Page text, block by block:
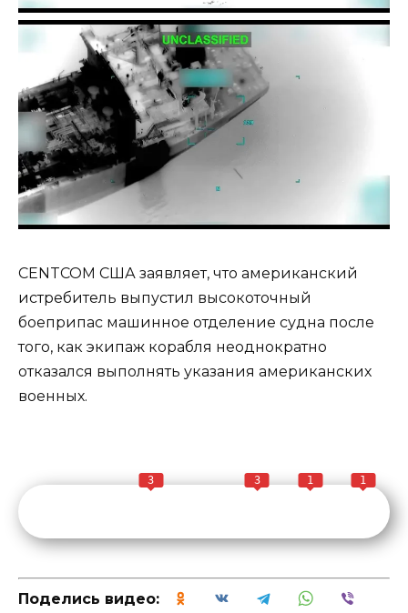
CENTCOM США заявляет, что американский
истребитель выпустил высокоточный
боеприпас машинное отделение судна после
того, как экипаж корабля неоднократно
отказался выполнять указания американских
военных.
3 3 1 1
Поделись видео: